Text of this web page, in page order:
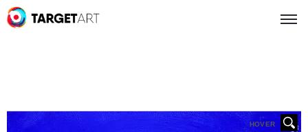
HOVER